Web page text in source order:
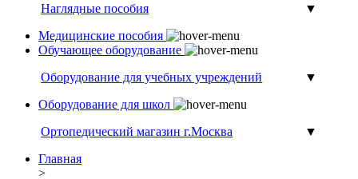
Наглядные пособия
▼
Медицинские пособия
Обучающее оборудование
Оборудование для учебных учреждений
▼
Оборудование для школ
Ортопедический магазин г.Москва
▼
Главная
>